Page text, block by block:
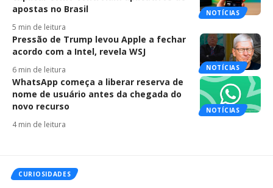
NOTÍCIAS
apostas no Brasil
5 min de leitura
NOTÍCIAS
Pressão de Trump levou Apple a fechar
acordo com a Intel, revela WSJ
6 min de leitura
NOTÍCIAS
WhatsApp começa a liberar reserva de
nome de usuário antes da chegada do
novo recurso
4 min de leitura
CURIOSIDADES